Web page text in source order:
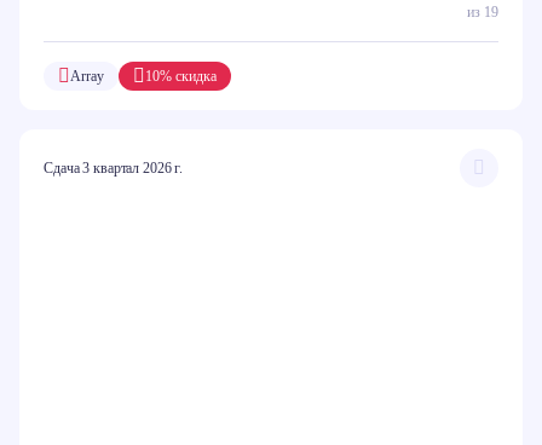
из 19
10% скидка
Array
Сдача 3 квартал 2026 г.